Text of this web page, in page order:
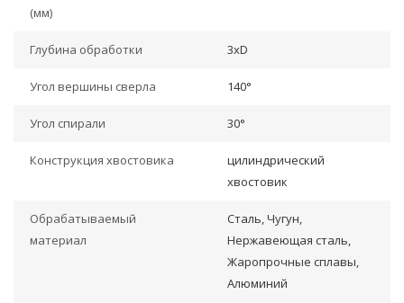
(мм)
Глубина обработки 3xD
Угол вершины сверла 140°
Угол спирали 30°
Конструкция хвостовика
цилиндрический
хвостовик
Обрабатываемый
материал
Сталь, Чугун,
Нержавеющая сталь,
Жаропрочные сплавы,
Алюминий